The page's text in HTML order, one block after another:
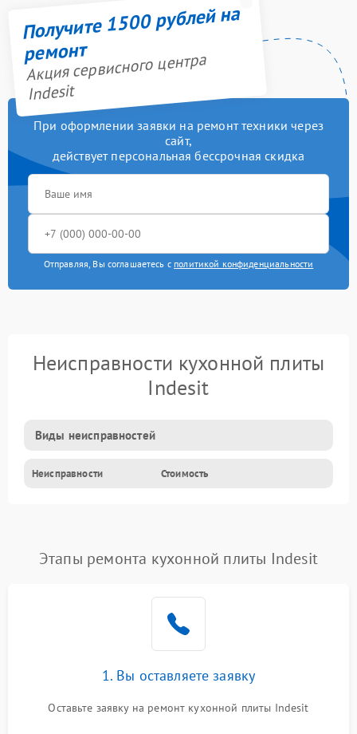
Получите 1500 рублей на
ремонт
Акция сервисного центра
Indesit
При оформлении заявки на ремонт техники через
сайт,
действует персональная бессрочная скидка
Отправляя, Вы соглашаетесь с политикой конфиденциальности
Неисправности кухонной плиты
Indesit
Виды неисправностей
Неисправности Стоимость
Этапы ремонта кухонной плиты Indesit
1. Вы оставляете заявку
Оставьте заявку на ремонт кухонной плиты Indesit